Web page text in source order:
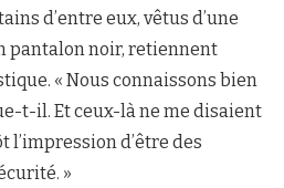
d’entre eux, vêtus d’une
pantalon noir, retiennent
« Nous connaissons bien
t-il. Et ceux-là ne me disaient
d’être des
»